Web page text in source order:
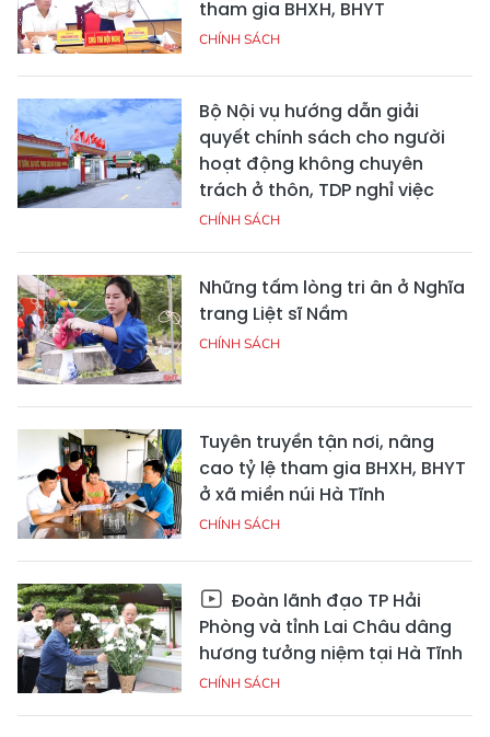
tham gia BHXH, BHYT
CHÍNH SÁCH
Bộ Nội vụ hướng dẫn giải
quyết chính sách cho người
hoạt động không chuyên
trách ở thôn, TDP nghỉ việc
CHÍNH SÁCH
Những tấm lòng tri ân ở Nghĩa
trang Liệt sĩ Nầm
CHÍNH SÁCH
Tuyên truyền tận nơi, nâng
cao tỷ lệ tham gia BHXH, BHYT
ở xã miền núi Hà Tĩnh
CHÍNH SÁCH
Đoàn lãnh đạo TP Hải
Phòng và tỉnh Lai Châu dâng
hương tưởng niệm tại Hà Tĩnh
CHÍNH SÁCH